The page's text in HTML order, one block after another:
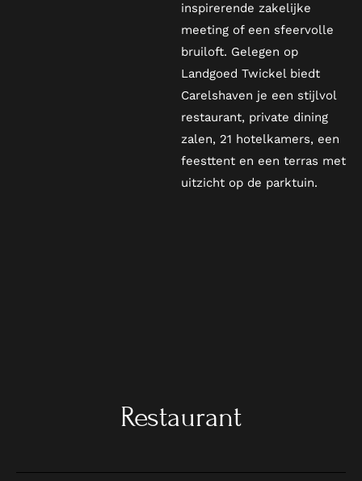
inspirerende zakelijke
meeting of een sfeervolle
bruiloft. Gelegen op
Landgoed Twickel biedt
Carelshaven je een stijlvol
restaurant, private dining
zalen, 21 hotelkamers, een
feesttent en een terras met
uitzicht op de parktuin.
Restaurant